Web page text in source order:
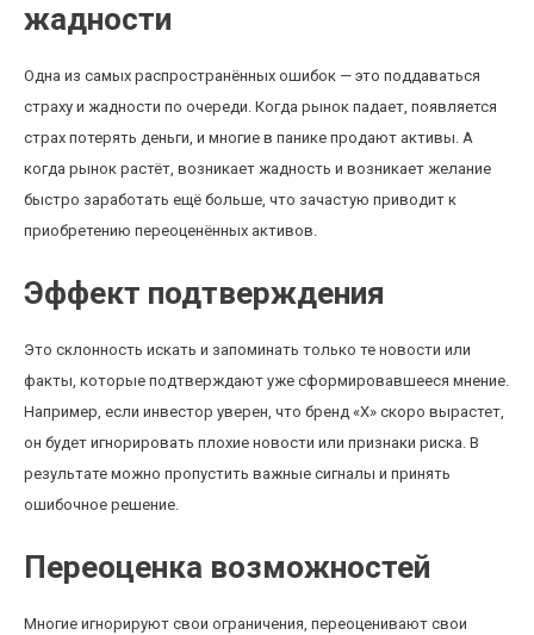
жадности
Одна из самых распространённых ошибок — это поддаваться
страху и жадности по очереди. Когда рынок падает, появляется
страх потерять деньги, и многие в панике продают активы. А
когда рынок растёт, возникает жадность и возникает желание
быстро заработать ещё больше, что зачастую приводит к
приобретению переоценённых активов.
Эффект подтверждения
Это склонность искать и запоминать только те новости или
факты, которые подтверждают уже сформировавшееся мнение.
Например, если инвестор уверен, что бренд «X» скоро вырастет,
он будет игнорировать плохие новости или признаки риска. В
результате можно пропустить важные сигналы и принять
ошибочное решение.
Переоценка возможностей
Многие игнорируют свои ограничения, переоценивают свои